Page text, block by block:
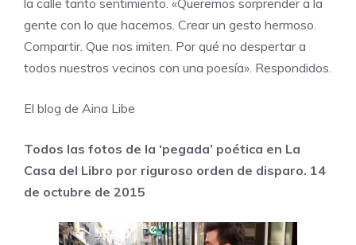
la calle tanto sentimiento. «Queremos sorprender a la
gente con lo que hacemos. Crear un gesto hermoso.
Compartir. Que nos imiten. Por qué no despertar a
todos nuestros vecinos con una poesía». Respondidos.
El blog de Aina Libe
Todos las fotos de la ‘pegada’ poética en La
Casa del Libro por riguroso orden de disparo. 14
de octubre de 2015